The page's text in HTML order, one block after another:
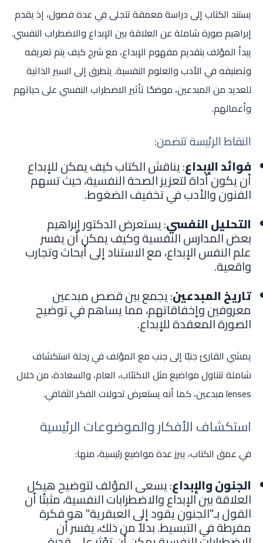
يستند الكتاب إلى دراسة معمقة تتجلى في عدة فصول، إذ يقدم
إبراهيم صورة شاملة عن العلاقة بين الإبداع والاضطراب النفسي.
يبدأ المؤلف بتقديم مفهوم الإبداع، مع شرح كيف يتم تعريفه
وتصنيفه في الأدب والعلوم النفسية. يتطرق إلى السير الذاتية
للعديد من المبدعين، موضحًا تأثير الاضطراب النفسي على حياتهم
وأعمالهم.
النقاط الرئيسة تتضمن:
فوائد الإبداع: يناقش الكتاب كيف يمكن للإبداع
أن يكون أداة لتعزيز الصحة النفسية، حيث تسهم
الفنون والأدب في تخفيف الضغوط.
التحليل النفسي: يستعرض الدكتور إبراهيم
بعض المدارس النفسية وكيف يمكن أن يفسر
علم النفس الإبداع، مع الاستناد إلى أبحاث وتجارب
واقعية.
تاريخ المبدعين: يجمع بين قصص مبدعين
معروفين وإخفاقاتهم، مما يساهم في توضيح
الصورة المعقدة للإبداع.
يمشي القارئ جنبًا إلى جنب مع المؤلف في رحلة استكشاف
شاملة تتناول مواضيع مثل الاكتئاب، العام، والسعادة، من خلال
lenses مبدعين، كما أنه يستعرض تحولات الفكر الثقافي.
استكشاف الأفكار والموضوعات الرئيسية
في عمق الكتاب، يبرز عدة مواضيع رئيسية، منها:
الجنون والإبداع: يسعى المؤلف لتوضيح هيكل
العلاقة بين الإبداع والاضطرابات النفسية، مثبتًا أن
القول بـ"الجنون يقود إلى العبقرية" هو فكرة
مفرطة في التبسيط. بدلاً من ذلك، يفسر أن